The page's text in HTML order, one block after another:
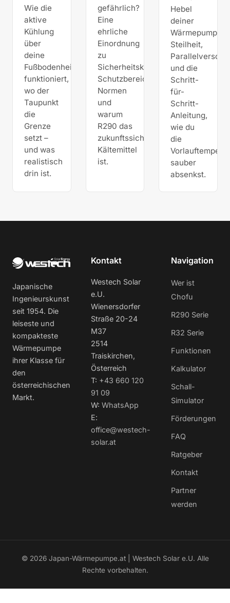
Wie die
aktive
Kühlung
über
deine
Fußbodenheizung
funktioniert,
wo der
Taupunkt
die
Grenze
setzt –
und was
realistisch
drin ist.
gefährlich?
Eine
ehrliche
Einordnung
zu
Sicherheitsklasse,
Schutzbereich,
Normen
und
warum
R290 das
zukunftssichere
Kältemittel
ist.
Hebel
deiner
Wärmepumpe.
Steilheit,
und die
Schritt-
für-
Schritt-
Anleitung,
wie du
die
sauber
absenkst.
Japanische
Ingenieurskunst
seit 1954. Die
leiseste und
kompakteste
Wärmepumpe
ihrer Klasse für
den
österreichischen
Markt.
Kontakt
Westech Solar
e.U.
Wienersdorfer
Straße 20-24
M37
2514
Traiskirchen,
Österreich
T: +43 660 120
91 09
W: WhatsApp
E:
office@westech-
solar.at
Navigation
Wer ist
Chofu
R290 Serie
R32 Serie
Funktionen
Kalkulator
Schall-
Simulator
Förderungen
FAQ
Ratgeber
Kontakt
Partner
werden
© 2026 Japan-Wärmepumpe.at | Westech Solar e.U. Alle
Rechte vorbehalten.